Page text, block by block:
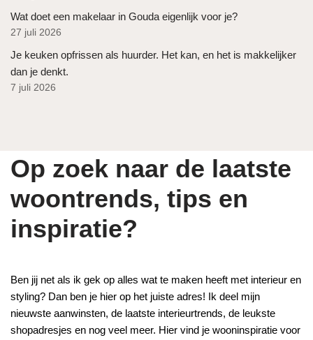
Wat doet een makelaar in Gouda eigenlijk voor je?
27 juli 2026
Je keuken opfrissen als huurder. Het kan, en het is makkelijker
dan je denkt.
7 juli 2026
Op zoek naar de laatste
woontrends, tips en
inspiratie?
Ben jij net als ik gek op alles wat te maken heeft met interieur en
styling? Dan ben je hier op het juiste adres! Ik deel mijn
nieuwste aanwinsten, de laatste interieurtrends, de leukste
shopadresjes en nog veel meer. Hier vind je wooninspiratie voor